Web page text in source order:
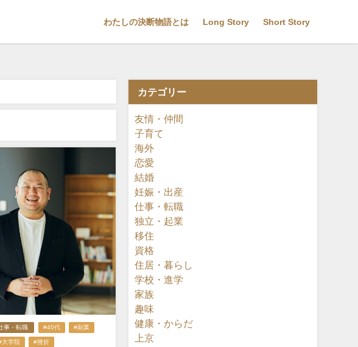
わたしの決断物語とは Long Story Short Story
事・転職 #40代 #副業
大学院 #挫折
カテゴリー
友情・仲間
子育て
海外
恋愛
結婚
妊娠・出産
仕事・転職
独立・起業
移住
資格
住居・暮らし
学校・進学
家族
趣味
健康・からだ
上京